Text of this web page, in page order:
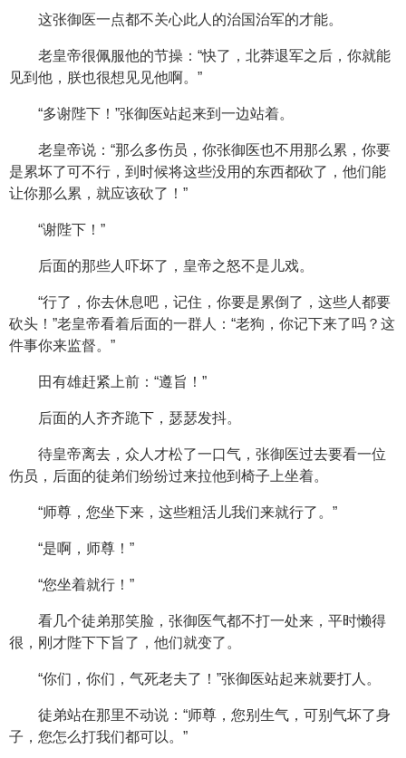
这张御医一点都不关心此人的治国治军的才能。
老皇帝很佩服他的节操：“快了，北莽退军之后，你就能
见到他，朕也很想见见他啊。”
“多谢陛下！”张御医站起来到一边站着。
老皇帝说：“那么多伤员，你张御医也不用那么累，你要
是累坏了可不行，到时候将这些没用的东西都砍了，他们能
让你那么累，就应该砍了！”
“谢陛下！”
后面的那些人吓坏了，皇帝之怒不是儿戏。
“行了，你去休息吧，记住，你要是累倒了，这些人都要
砍头！”老皇帝看着后面的一群人：“老狗，你记下来了吗？这
件事你来监督。”
田有雄赶紧上前：“遵旨！”
后面的人齐齐跪下，瑟瑟发抖。
待皇帝离去，众人才松了一口气，张御医过去要看一位
伤员，后面的徒弟们纷纷过来拉他到椅子上坐着。
“师尊，您坐下来，这些粗活儿我们来就行了。”
“是啊，师尊！”
“您坐着就行！”
看几个徒弟那笑脸，张御医气都不打一处来，平时懒得
很，刚才陛下下旨了，他们就变了。
“你们，你们，气死老夫了！”张御医站起来就要打人。
徒弟站在那里不动说：“师尊，您别生气，可别气坏了身
子，您怎么打我们都可以。”